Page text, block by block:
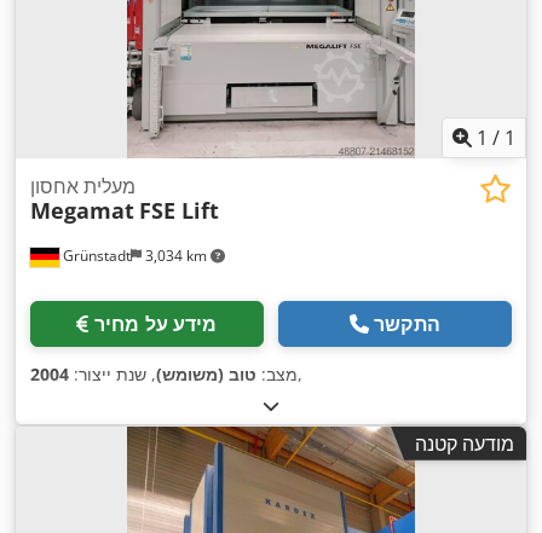
1 / 1
Grünstadt 3,034 km
מעלית אחסון
Megamat FSE Lift
מידע על מחיר התקשר
מצב: טוב (משומש), שנת ייצור: 2004 ,
מודעה קטנה